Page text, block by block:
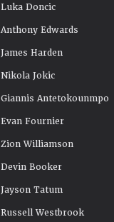
Luka Doncic
Anthony Edwards
James Harden
Nikola Jokic
Giannis Antetokounmpo
Evan Fournier
Zion Williamson
Devin Booker
Jayson Tatum
Russell Westbrook